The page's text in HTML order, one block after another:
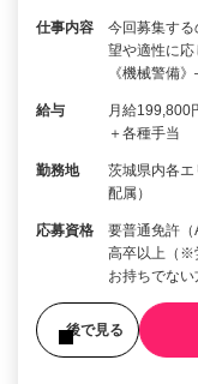
仕事内容
今回募集す
望や適性に
《機械警備
給与
月給199,800
＋各種手当
勤務地
茨城県内各
配属）
応募資格
要普通免許
高卒以上（※
お持ちでない
後で見る